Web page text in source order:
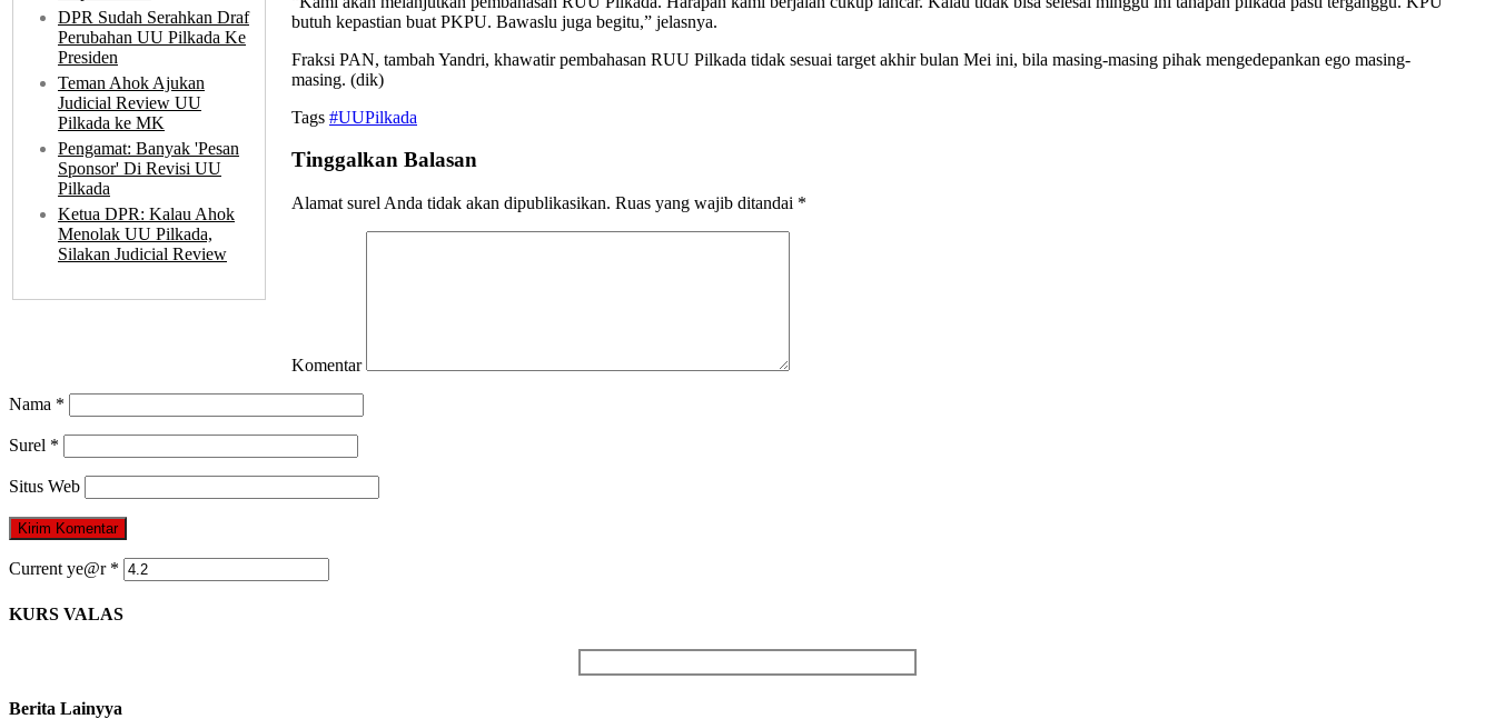
DPR Sudah Serahkan Draf
Perubahan UU Pilkada Ke
Presiden
Teman Ahok Ajukan
Judicial Review UU
Pilkada ke MK
Pengamat: Banyak 'Pesan
Sponsor' Di Revisi UU
Pilkada
Ketua DPR: Kalau Ahok
Menolak UU Pilkada,
Silakan Judicial Review
butuh kepastian buat PKPU. Bawaslu juga begitu,” jelasnya.
Fraksi PAN, tambah Yandri, khawatir pembahasan RUU Pilkada tidak sesuai target akhir bulan Mei ini, bila masing-masing pihak mengedepankan ego masing-
masing. (dik)
Tags #UUPilkada
Tinggalkan Balasan
Alamat surel Anda tidak akan dipublikasikan. Ruas yang wajib ditandai *
Komentar
Nama *
Surel *
Situs Web
Current ye@r *
KURS VALAS
Berita Lainyya